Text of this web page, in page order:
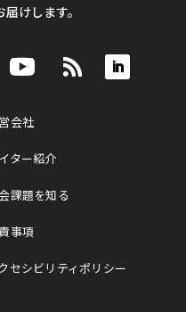
けします。
会社
ター紹介
課題を知る
事項
セシビリティポリシー